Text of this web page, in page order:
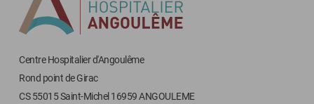
Centre Hospitalier d'Angoulême
Rond point de Girac
CS 55015 Saint-Michel 16959 ANGOULEME